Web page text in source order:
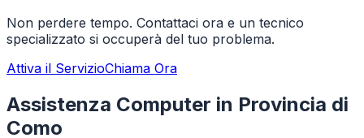
Non perdere tempo. Contattaci ora e un tecnico
specializzato si occuperà del tuo problema.
Attiva il ServizioChiama Ora
Assistenza Computer in Provincia di
Como